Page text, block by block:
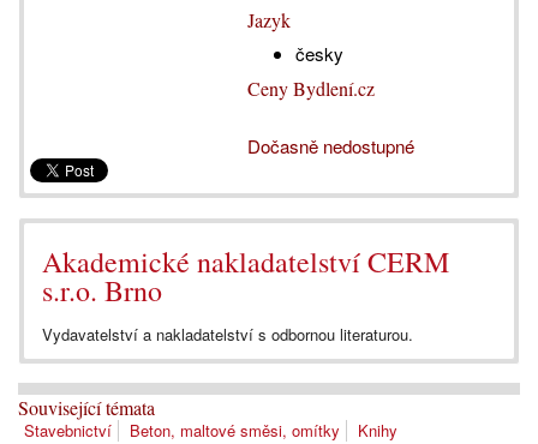
Jazyk
česky
Ceny Bydlení.cz
Dočasně nedostupné
Akademické nakladatelství CERM
s.r.o. Brno
Vydavatelství a nakladatelství s odbornou literaturou.
Související témata
Stavebnictví Beton, maltové směsi, omítky Knihy